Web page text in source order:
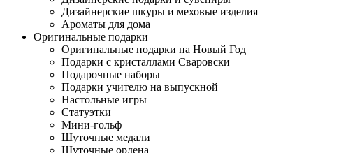
Дизайнерские шкуры и меховые изделия
Ароматы для дома
Оригинальные подарки
Оригинальные подарки на Новый Год
Подарки с кристаллами Сваровски
Подарочные наборы
Подарки учителю на выпускной
Настольные игры
Статуэтки
Мини-гольф
Шуточные медали
Шуточные ордена